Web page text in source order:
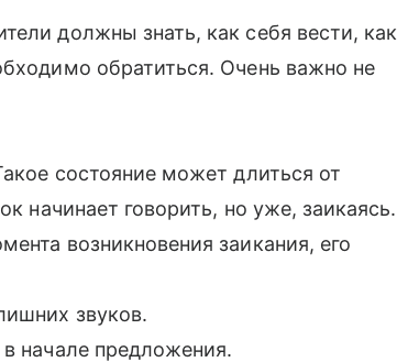
должны знать, как себя вести, как
обратиться. Очень важно не
состояние может длиться от
начинает говорить, но уже, заикаясь.
возникновения заикания, его
звуков.
начале предложения.